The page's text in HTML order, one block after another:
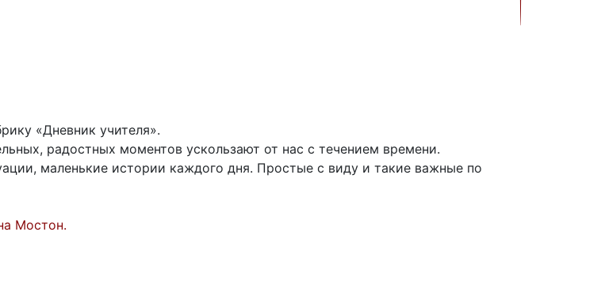
«Дневник учителя».
радостных моментов ускользают от нас с течением времени.
маленькие истории каждого дня. Простые с виду и такие важные по
Мостон.